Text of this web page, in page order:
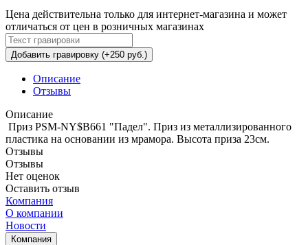
Цена действительна только для интернет-магазина и может
отличаться от цен в розничных магазинах
Добавить гравировку (+250 руб.)
Описание
Отзывы
Описание
Приз PSM-NY$B661 "Падел". Приз из металлизированного
пластика на основании из мрамора. Высота приза 23см.
Отзывы
Отзывы
Нет оценок
Оставить отзыв
Компания
О компании
Новости
Компания